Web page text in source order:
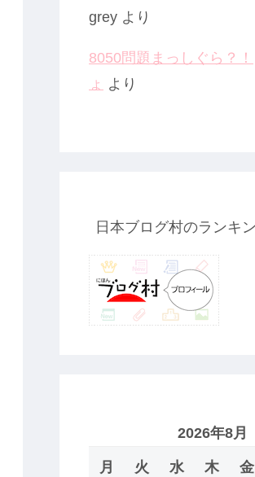
grey より
8050問題まっしぐら？！
ょ より
日本ブログ村のランキ
2026年8月
月 火 水 木 金